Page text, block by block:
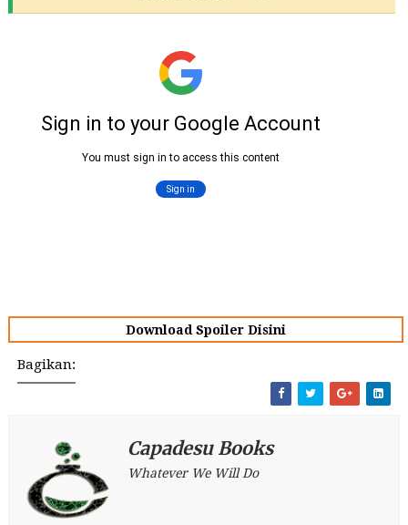
Download Spoiler Disini
Bagikan:
Capadesu Books
Whatever We Will Do